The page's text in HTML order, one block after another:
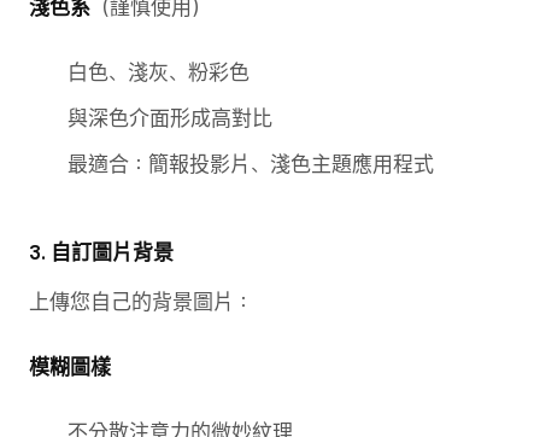
淺色系 （謹慎使用）
白色、淺灰、粉彩色
與深色介面形成高對比
最適合：簡報投影片、淺色主題應用程式
3. 自訂圖片背景
上傳您自己的背景圖片：
模糊圖樣
不分散注意力的微妙紋理